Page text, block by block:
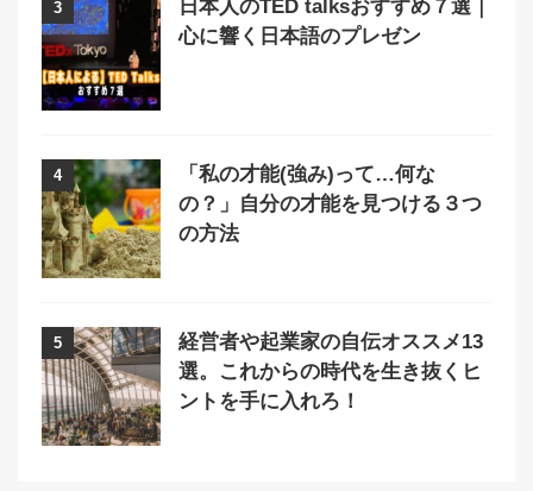
3
日本人のTED talksおすすめ７選｜
心に響く日本語のプレゼン
4
「私の才能(強み)って…何な
の？」自分の才能を見つける３つ
の方法
5
経営者や起業家の自伝オススメ13
選。これからの時代を生き抜くヒ
ントを手に入れろ！